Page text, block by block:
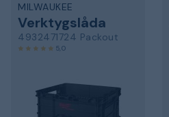
MILWAUKEE
Verktygslåda
4932471724 Packout
5,0